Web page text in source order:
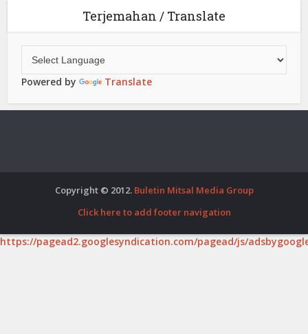
Terjemahan / Translate
Powered by Translate
Copyright © 2012. Buletin Mitsal Media Group
Click here to add footer navigation
https://pagead2.googlesyndication.com/pagead/js/